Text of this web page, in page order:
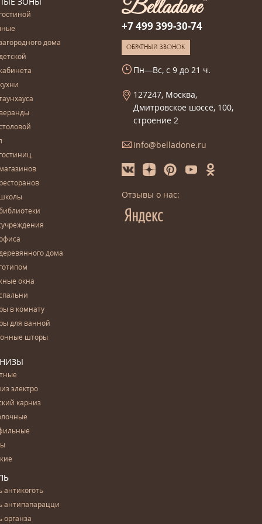
дома
дома
окна
в комнату
для ванной
шторы
электро
карниз
антикоготь
антипапарацци
органза
+7 499 399-30-74
ОБРАТНЫЙ ЗВОНОК
Пн—Вс, с 9 до 21 ч.
127247, Москва,
Дмитровское шоссе, 100,
строение 2
info@belladone.ru
Отзывы о нас: